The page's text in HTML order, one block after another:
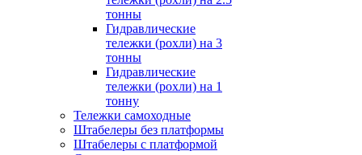
тонны
Гидравлические
тележки (рохли) на 3
тонны
Гидравлические
тележки (рохли) на 1
тонну
Тележки самоходные
Штабелеры без платформы
Штабелеры с платформой